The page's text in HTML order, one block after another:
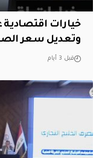
خيارات
وتعديل سعر
قبل 3 أيام